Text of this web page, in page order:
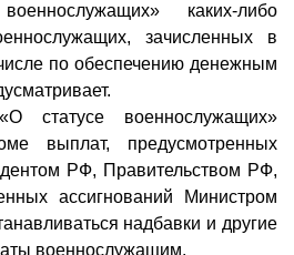
каких-либо
зачисленных в
по обеспечению денежным
военнослужащих»
выплат, предусмотренных
РФ, Правительством РФ,
ассигнований Министром
надбавки и другие
военнослужащим.